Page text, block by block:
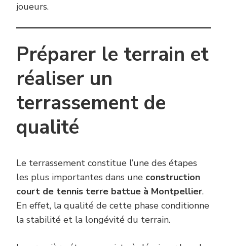
joueurs.
Préparer le terrain et
réaliser un
terrassement de
qualité
Le terrassement constitue l’une des étapes
les plus importantes dans une construction
court de tennis terre battue à Montpellier.
En effet, la qualité de cette phase conditionne
la stabilité et la longévité du terrain.